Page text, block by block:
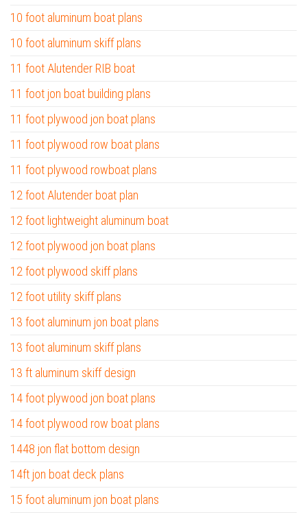
10 foot aluminum boat plans
10 foot aluminum skiff plans
11 foot Alutender RIB boat
11 foot jon boat building plans
11 foot plywood jon boat plans
11 foot plywood row boat plans
11 foot plywood rowboat plans
12 foot Alutender boat plan
12 foot lightweight aluminum boat
12 foot plywood jon boat plans
12 foot plywood skiff plans
12 foot utility skiff plans
13 foot aluminum jon boat plans
13 foot aluminum skiff plans
13 ft aluminum skiff design
14 foot plywood jon boat plans
14 foot plywood row boat plans
1448 jon flat bottom design
14ft jon boat deck plans
15 foot aluminum jon boat plans